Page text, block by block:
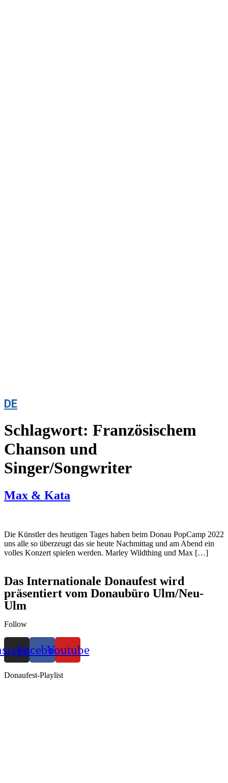
DE
Schlagwort: Französischem
Chanson und
Singer/Songwriter
Max & Kata
Die Künstler des heutigen Tages haben beim Donau PopCamp 2022
uns alle so überzeugt das sie heute Nachmittag und am Abend ein
volles Konzert spielen werden. Marley Wildthing und Max […]
Das Internationale Donaufest wird
präsentiert vom Donaubüro Ulm/Neu-
Ulm
Follow
FacebookYoutube
Donaufest-Playlist